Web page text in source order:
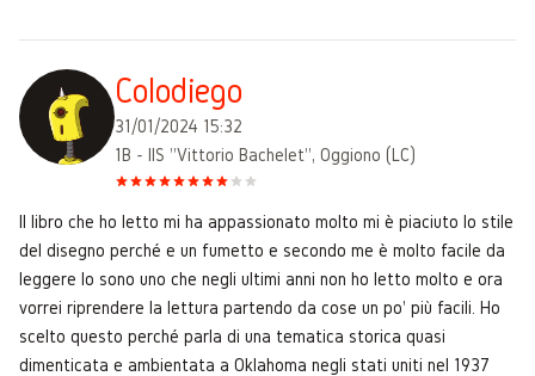
Colodiego
31/01/2024 15:32
1B - IIS "Vittorio Bachelet", Oggiono (LC)
Il libro che ho letto mi ha appassionato molto mi è piaciuto lo stile
del disegno perché e un fumetto e secondo me è molto facile da
leggere Io sono uno che negli ultimi anni non ho letto molto e ora
vorrei riprendere la lettura partendo da cose un po' più facili. Ho
scelto questo perché parla di una tematica storica quasi
dimenticata e ambientata a Oklahoma negli stati uniti nel 1937